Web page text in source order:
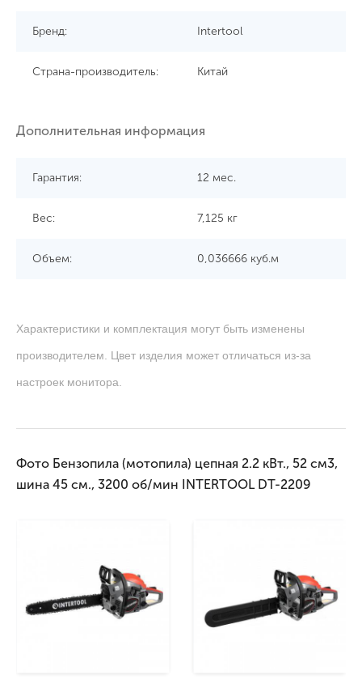
Бренд: Intertool
Страна-производитель: Китай
Дополнительная информация
Гарантия: 12 мес.
Вес: 7,125 кг
Объем: 0,036666 куб.м
Характеристики и комплектация могут быть изменены
производителем. Цвет изделия может отличаться из-за
настроек монитора.
Фото Бензопила (мотопила) цепная 2.2 кВт., 52 см3,
шина 45 см., 3200 об/мин INTERTOOL DT-2209